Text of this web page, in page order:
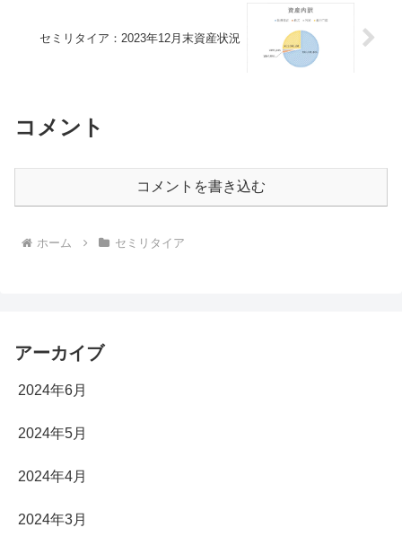
セミリタイア：2023年12月末資産状況
コメント
コメントを書き込む
ホーム セミリタイア
アーカイブ
2024年6月
2024年5月
2024年4月
2024年3月